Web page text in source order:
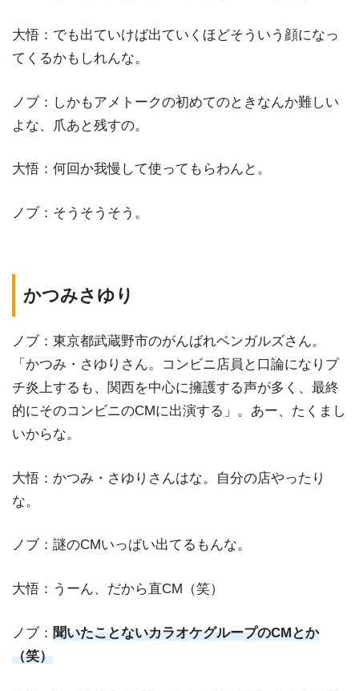
大悟：でも出ていけば出ていくほどそういう顔になっ
てくるかもしれんな。
ノブ：しかもアメトークの初めてのときなんか難しい
よな、爪あと残すの。
大悟：何回か我慢して使ってもらわんと。
ノブ：そうそうそう。
かつみさゆり
ノブ：東京都武蔵野市のがんばれベンガルズさん。
「かつみ・さゆりさん。コンビニ店員と口論になりプ
チ炎上するも、関西を中心に擁護する声が多く、最終
的にそのコンビニのCMに出演する」。あー、たくまし
いからな。
大悟：かつみ・さゆりさんはな。自分の店やったり
な。
ノブ：謎のCMいっぱい出てるもんな。
大悟：うーん、だから直CM（笑）
ノブ： 聞いたことないカラオケグループのCMとか
（笑）